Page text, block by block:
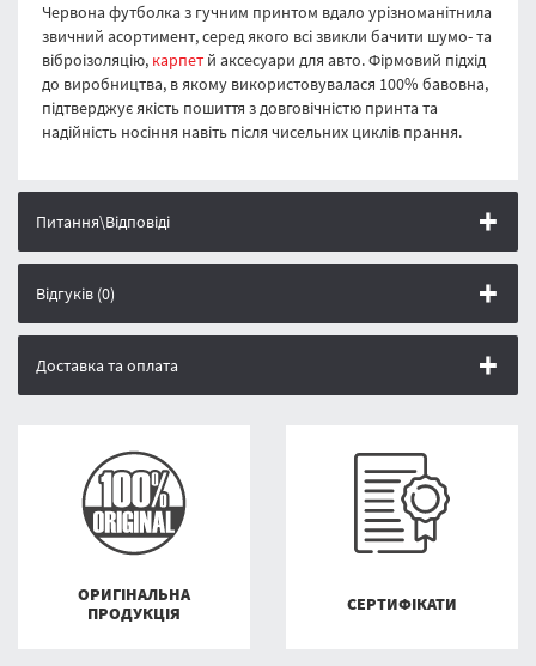
Червона футболка з гучним принтом вдало урізноманітнила
звичний асортимент, серед якого всі звикли бачити шумо- та
віброізоляцію, карпет й аксесуари для авто. Фірмовий підхід
до виробництва, в якому використовувалася 100% бавовна,
підтверджує якість пошиття з довговічністю принта та
надійність носіння навіть після чисельних циклів прання.
Питання\Відповіді
Відгуків (0)
Доставка та оплата
ОРИГІНАЛЬНА
ПРОДУКЦІЯ
СЕРТИФІКАТИ